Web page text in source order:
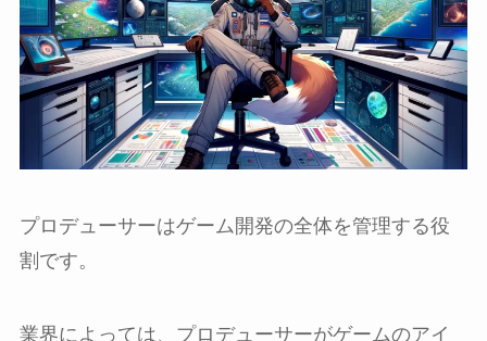
プロデューサーはゲーム開発の全体を管理する役
割です。
業界によっては、プロデューサーがゲームのアイ